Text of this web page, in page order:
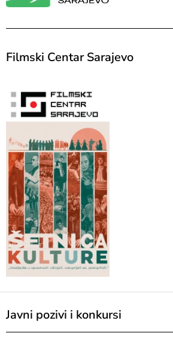
Filmski Centar Sarajevo
Javni pozivi i konkursi